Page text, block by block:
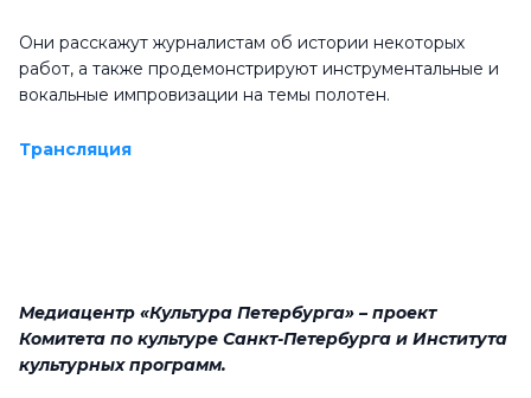
Они расскажут журналистам об истории некоторых
работ, а также продемонстрируют инструментальные и
вокальные импровизации на темы полотен.
Трансляция
Медиацентр «Культура Петербурга» – проект
Комитета по культуре Санкт-Петербурга и Института
культурных программ.